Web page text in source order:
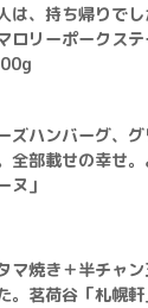
は、持ち帰りで
ロリーポークス
ズハンバーグ、
全部載せの幸せ
ヌ」
マ焼き＋半チャ
。茗荷谷「札幌軒